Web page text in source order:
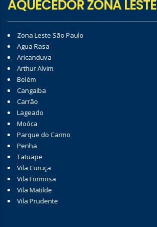
AQUECEDOR ZONA LESTE
Zona Leste São Paulo
Agua Rasa
Aricanduva
Arthur Alvim
Belém
Cangaiba
Carrão
Lageado
Moóca
Parque do Carmo
Penha
Tatuape
Vila Curuça
Vila Formosa
Vila Matilde
Vila Prudente